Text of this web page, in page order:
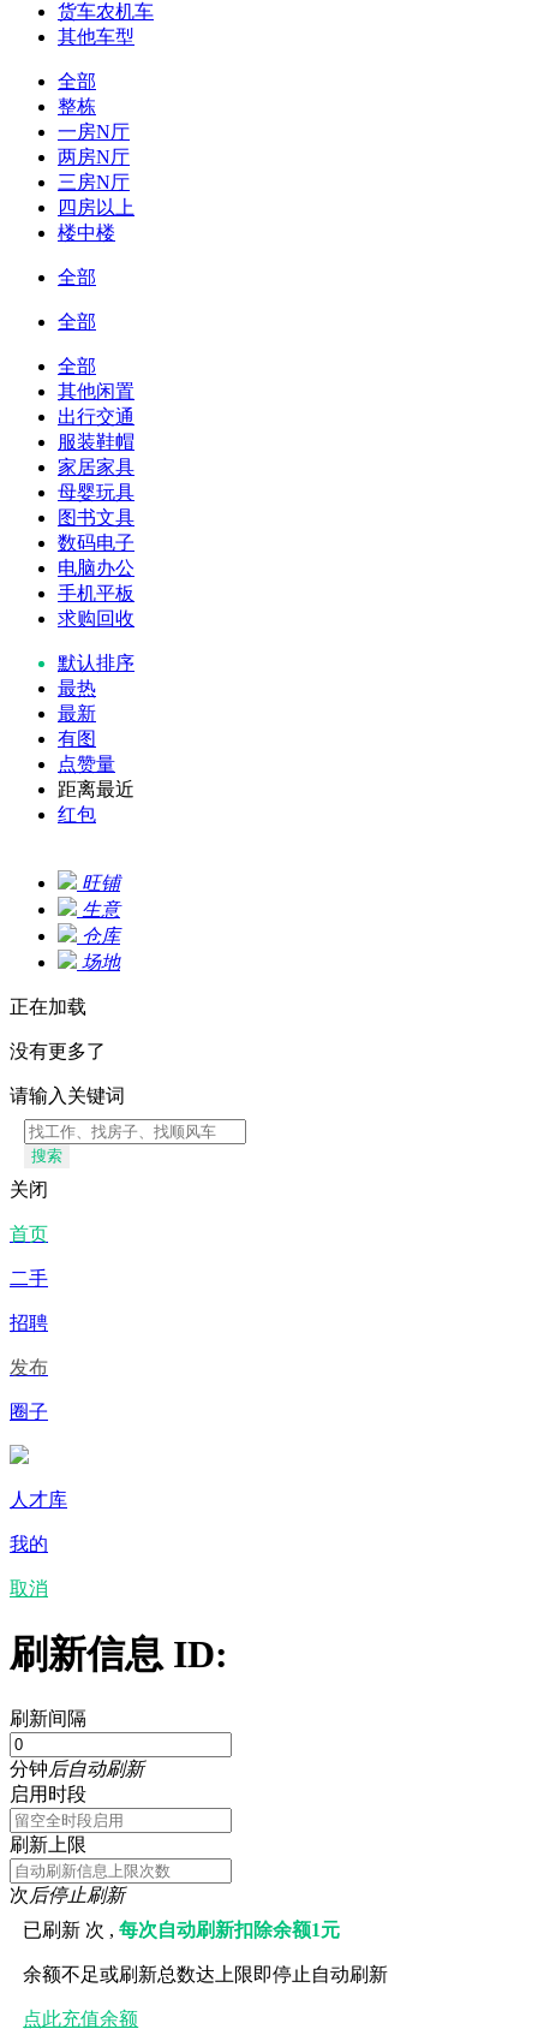
货车农机车
其他车型
全部
整栋
一房N厅
两房N厅
三房N厅
四房以上
楼中楼
全部
全部
全部
其他闲置
出行交通
服装鞋帽
家居家具
母婴玩具
图书文具
数码电子
电脑办公
手机平板
求购回收
默认排序
最热
最新
有图
点赞量
距离最近
红包
旺铺
生意
仓库
场地
正在加载
没有更多了
请输入关键词
搜索
关闭
首页
二手
招聘
发布
圈子
人才库
我的
取消
刷新信息 ID:
刷新间隔
分钟后自动刷新
启用时段
刷新上限
次后停止刷新
已刷新 次 ,每次自动刷新扣除余额1元
余额不足或刷新总数达上限即停止自动刷新
点此充值余额